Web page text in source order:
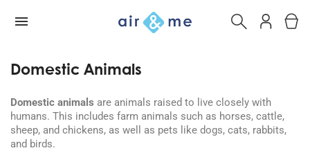
Domestic Animals
Domestic animals are animals raised to live closely with
humans. This includes farm animals such as horses, cattle,
sheep, and chickens, as well as pets like dogs, cats, rabbits,
and birds.